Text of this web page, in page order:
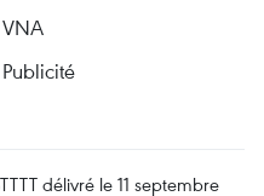
VNA
Publicité
délivré le 11 septembre